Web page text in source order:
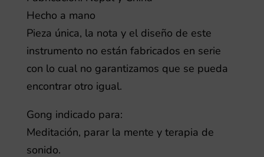
Hecho a mano
Pieza única, la nota y el diseño de este
instrumento no están fabricados en serie
con lo cual no garantizamos que se pueda
encontrar otro igual.
Gong indicado para:
Meditación, parar la mente y terapia de
sonido.